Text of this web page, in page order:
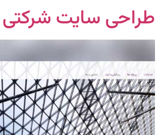
طراحی سایت شرکتی